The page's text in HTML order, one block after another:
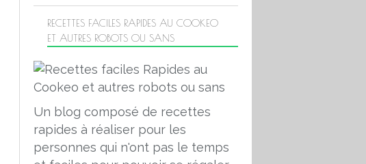
RECETTES FACILES RAPIDES AU COOKEO
ET AUTRES ROBOTS OU SANS
Un blog composé de recettes
rapides à réaliser pour les
personnes qui n'ont pas le temps